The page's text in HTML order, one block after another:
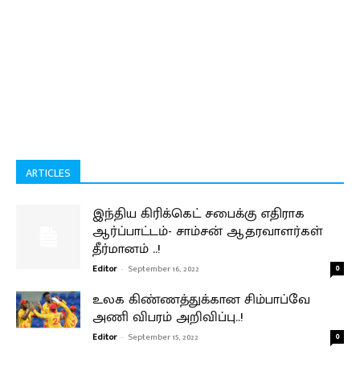
ARTICLES
இந்திய கிரிக்கெட் சபைக்கு எதிராக
ஆர்ப்பாட்டம்- சாம்சன் ஆதரவாளர்கள்
தீர்மானம் ..!
Editor - September 16, 2022 0
உலக கிண்ணத்துக்கான சிம்பாப்வே
அணி விபரம் அறிவிப்பு..!
Editor - September 15, 2022 0